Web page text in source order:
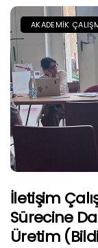
AKADEMIK
İletişim
Sürecine
Üretim